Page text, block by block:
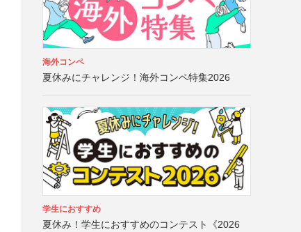
海外コンペ
夏休みにチャレンジ！海外コンペ特集2026
学生におすすめ
夏休み！学生におすすめのコンテスト《2026